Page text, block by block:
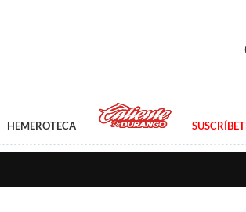
HEMEROTECA